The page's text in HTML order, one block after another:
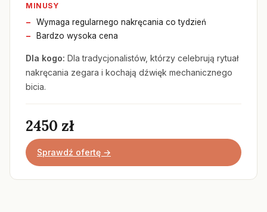
MINUSY
Wymaga regularnego nakręcania co tydzień
Bardzo wysoka cena
Dla kogo: Dla tradycjonalistów, którzy celebrują rytuał
nakręcania zegara i kochają dźwięk mechanicznego
bicia.
2450 zł
Sprawdź ofertę →